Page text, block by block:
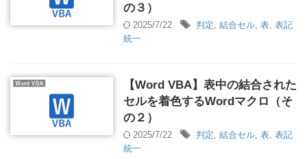
の３）
2025/7/22 判定, 結合セル, 表, 表記
統一
【Word VBA】表中の結合された
セルを着色するWordマクロ（そ
の２）
2025/7/22 判定, 結合セル, 表, 表記
統一